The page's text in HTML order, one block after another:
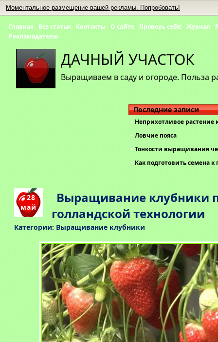
ДАЧНЫЙ УЧАСТОК
Выращиваем в саду и огороде. Польза
Главная Все статьи Контакты О сайте Проверь себя! Журнал
Рекламодателю
Последние записи
Неприхотливое растение
Ловчие пояса
Тонкости выращивания
Как подготовить семена к
28
май
Выращивание клубники
голландской технологии
Категории: Выращивание клубники
Моментальное размещение вашей рекламы. Попробовать!